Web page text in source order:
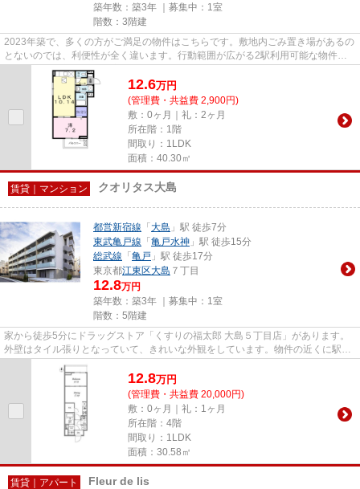
築年数：築3年 ｜募集中： 1室
階数：3階建
2023年築で、多くの方がご満足の物件はこちらです。敷地内ごみ置き場があるの
とないのでは、利便性が全く違います。行動範囲が広がる2駅利用可能な物件で
す。江東区で新しい住環境をお...
12.6万円
(管理費・共益費 2,900円)
敷：0ヶ月｜礼：2ヶ月
所在階：1階
間取り：1LDK
面積：40.30㎡
賃貸｜マンション クオリタス大島
都営新宿線 「 大島 」駅 徒歩7分
東武亀戸線 「 亀戸水神 」駅 徒歩15分
総武線 「 亀戸 」駅 徒歩17分
東京都江東区大島 ７丁目
12.8万円
築年数：築3年 ｜募集中： 1室
階数：5階建
家から徒歩5分にドラッグストア「くすりの福太郎 大島５丁目店」があります。
外壁はタイル張りとなっていて、きれいな外観をしています。物件の近くに駅が
2つあるため、用途や行き先に...
12.8万円
(管理費・共益費 20,000円)
敷：0ヶ月｜礼：1ヶ月
所在階：4階
間取り：1LDK
面積：30.58㎡
賃貸｜アパート Fleur de lis